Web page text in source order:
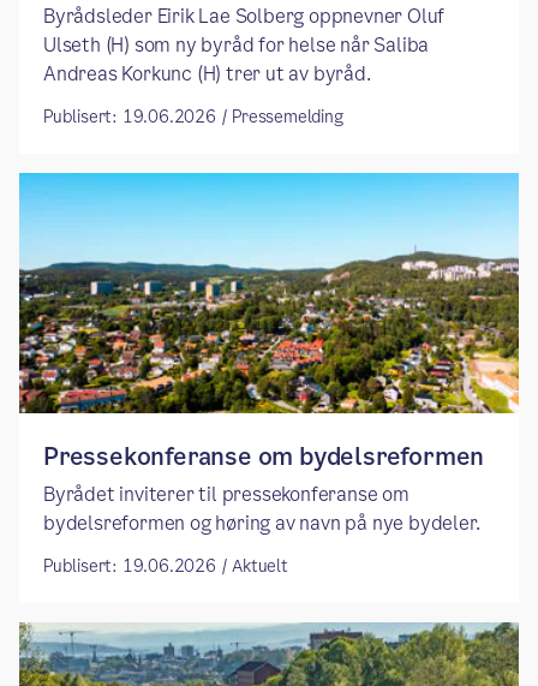
​​Byrådsleder Eirik Lae Solberg oppnevner Oluf
Ulseth (H) som ny byråd for helse når Saliba
Andreas Korkunc (H) trer ut av byråd. ​
Publisert: 19.06.2026 / Pressemelding
Pressekonferanse om bydelsreformen
Byrådet inviterer til pressekonferanse om
bydelsreformen og høring av navn på nye bydeler.
Publisert: 19.06.2026 / Aktuelt